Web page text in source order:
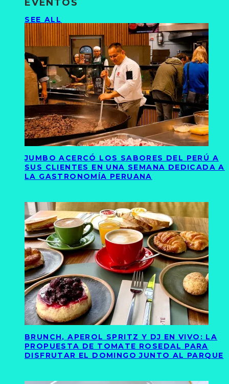
EVENTOS
SEE ALL
JUMBO ACERCÓ LOS SABORES DEL PERÚ A
SUS CLIENTES EN UNA SEMANA DEDICADA A
LA GASTRONOMÍA PERUANA
BRUNCH, APEROL SPRITZ Y DJ EN VIVO: LA
PROPUESTA DE TOMATE ROSEDAL PARA
DISFRUTAR EL DOMINGO JUNTO AL PARQUE